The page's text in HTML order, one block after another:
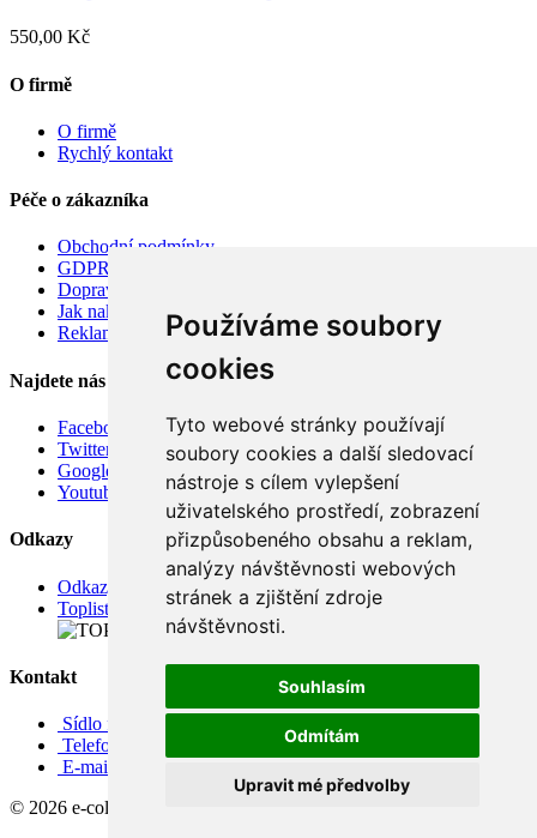
Používáme soubory
cookies
Tyto webové stránky používají
soubory cookies a další sledovací
nástroje s cílem vylepšení
uživatelského prostředí, zobrazení
přizpůsobeného obsahu a reklam,
analýzy návštěvnosti webových
stránek a zjištění zdroje
návštěvnosti.
Souhlasím
Odmítám
Upravit mé předvolby
550,00 Kč
O firmě
O firmě
Rychlý kontakt
Péče o zákazníka
Obchodní podmínky
GDPR
Doprava
Jak nakupovat
Reklamace
Najdete nás
Facebook
Twitter
Google
Youtube
Odkazy
Odkazy
Toplist
Kontakt
Sídlo firmy: Boženy Němcové 739/1, Svitavy 568 02, CZ
Telefon: +420 608 449 590
E-mail: info@e-color.cz
© 2026 e-color.cz